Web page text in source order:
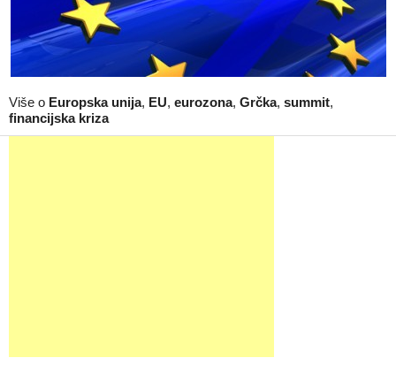
Više o Europska unija, EU, eurozona, Grčka, summit,
financijska kriza